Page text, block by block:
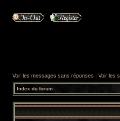
Voir les messages sans réponses | Voir les
Index du forum